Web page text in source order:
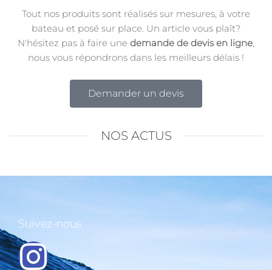
Tout nos produits sont réalisés sur mesures, à votre
bateau et posé sur place. Un article vous plaît?
N'hésitez pas à faire une demande de devis en ligne,
nous vous répondrons dans les meilleurs délais !
Demander un devis
NOS ACTUS
Suivez-nous